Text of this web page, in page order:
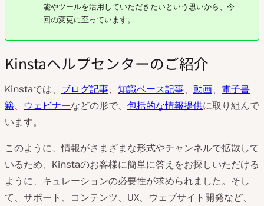
能やツールを活用していただきたいという思いから、今
回の変更に至っています。
Kinstaヘルプセンターのご紹介
Kinstaでは、 ブログ記事、 知識ベース記事、 動画、 電子書
籍、 ウェビナーなどの形で、 包括的な情報提供に取り組んで
います。
このように、情報がさまざまな形式やチャンネルで拡散して
いるため、Kinstaのお客様に簡単に答えをお探しいただける
ように、キュレーションの必要性が求められました。そし
て、サポート、コンテンツ、UX、ウェブサイト開発など、